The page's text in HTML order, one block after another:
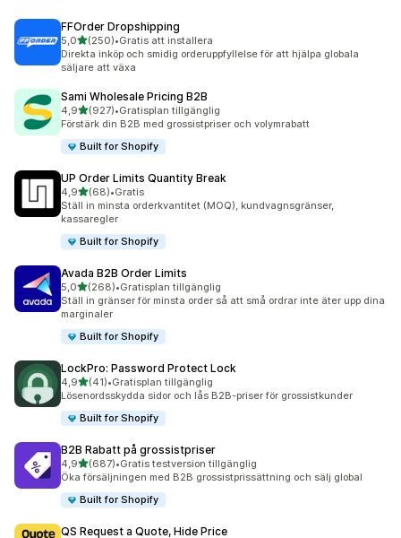
FFOrder Dropshipping
5,0av 5 stjärnor
(250)
250 recensioner totalt
•Gratis att installera
Direkta inköp och smidig orderuppfyllelse för att hjälpa globala
säljare att växa
Sami Wholesale Pricing B2B
4,9av 5 stjärnor
(927)
927 recensioner totalt
•Gratisplan tillgänglig
Förstärk din B2B med grossistpriser och volymrabatt
Built for Shopify
UP Order Limits Quantity Break
4,9av 5 stjärnor
(68)
68 recensioner totalt
•Gratis
Ställ in minsta orderkvantitet (MOQ), kundvagnsgränser,
kassaregler
Built for Shopify
Avada B2B Order Limits
5,0av 5 stjärnor
(268)
268 recensioner totalt
•Gratisplan tillgänglig
Ställ in gränser för minsta order så att små ordrar inte äter upp dina
marginaler
Built for Shopify
LockPro: Password Protect Lock
4,9av 5 stjärnor
(41)
41 recensioner totalt
•Gratisplan tillgänglig
Lösenordsskydda sidor och lås B2B-priser för grossistkunder
Built for Shopify
B2B Rabatt på grossistpriser
4,9av 5 stjärnor
(687)
687 recensioner totalt
•Gratis testversion tillgänglig
Öka försäljningen med B2B grossistprissättning och sälj global
Built for Shopify
QS Request a Quote, Hide Price